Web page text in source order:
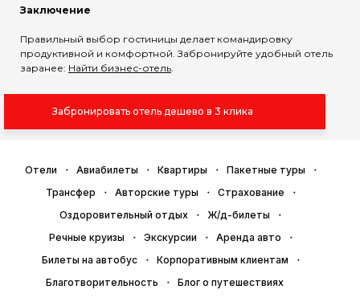
Заключение
Правильный выбор гостиницы делает командировку
продуктивной и комфортной. Забронируйте удобный отель
заранее: Найти бизнес-отель.
Забронировать отель дешево в 3 клика
Отели Авиабилеты Квартиры
Пакетные туры
Трансфер
Авторские туры
Страхование
Оздоровительный отдых
Ж/д-билеты
Речные круизы
Экскурсии
Аренда авто
Билеты на автобус
Корпоративным клиентам
Благотворительность
Блог о путешествиях